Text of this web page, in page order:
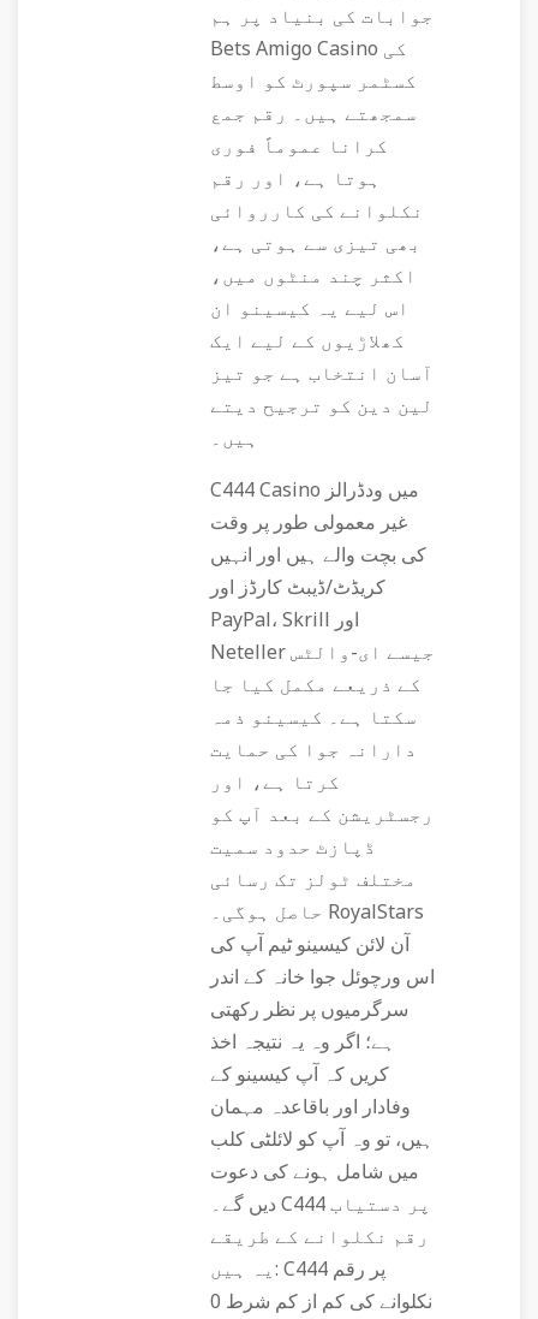
جوابات کی بنیاد پر ہم
Bets Amigo Casino کی
کسٹمر سپورٹ کو اوسط
سمجھتے ہیں۔ رقم جمع
کرانا عموماً فوری
ہوتا ہے، اور رقم
نکلوانے کی کارروائی
بھی تیزی سے ہوتی ہے،
اکثر چند منٹوں میں،
اس لیے یہ کیسینو ان
کھلاڑیوں کے لیے ایک
آسان انتخاب ہے جو تیز
لین دین کو ترجیح دیتے
ہیں۔
C444 Casino میں ودڈرالز
غیر معمولی طور پر وقت
کی بچت والے ہیں اور انہیں
کریڈٹ/ڈیبٹ کارڈز اور
PayPal، Skrill اور
Neteller جیسے ای-والٹس
کے ذریعے مکمل کیا جا
سکتا ہے۔ کیسینو ذمہ
دارانہ جوا کی حمایت
کرتا ہے، اور
رجسٹریشن کے بعد آپ کو
ڈپازٹ حدود سمیت
مختلف ٹولز تک رسائی
حاصل ہوگی۔ RoyalStars
آن لائن کیسینو ٹیم آپ کی
اس ورچوئل جوا خانہ کے اندر
سرگرمیوں پر نظر رکھتی
ہے؛ اگر وہ یہ نتیجہ اخذ
کریں کہ آپ کیسینو کے
وفادار اور باقاعدہ مہمان
ہیں، تو وہ آپ کو لائلٹی کلب
میں شامل ہونے کی دعوت
دیں گے۔ C444 پر دستیاب
رقم نکلوانے کے طریقے
یہ ہیں: C444 پر رقم
نکلوانے کی کم از کم شرط 0